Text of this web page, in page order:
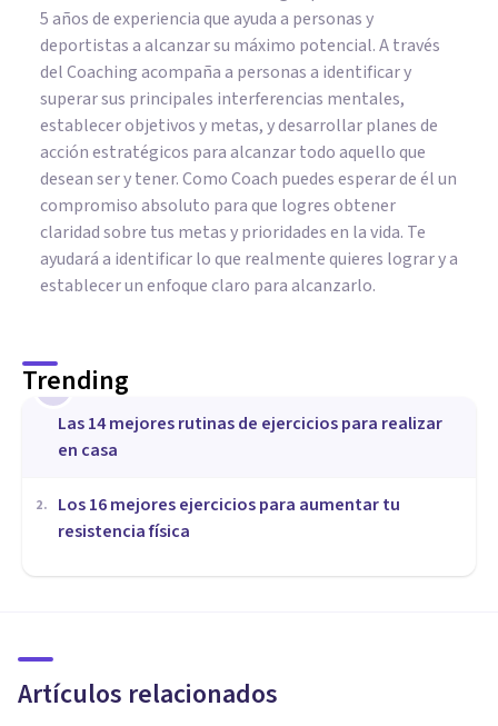
5 años de experiencia que ayuda a personas y
deportistas a alcanzar su máximo potencial. A través
del Coaching acompaña a personas a identificar y
superar sus principales interferencias mentales,
establecer objetivos y metas, y desarrollar planes de
acción estratégicos para alcanzar todo aquello que
desean ser y tener. Como Coach puedes esperar de él un
compromiso absoluto para que logres obtener
claridad sobre tus metas y prioridades en la vida. Te
ayudará a identificar lo que realmente quieres lograr y a
establecer un enfoque claro para alcanzarlo.
Trending
1
Las 14 mejores rutinas de ejercicios para realizar
en casa
2.
Los 16 mejores ejercicios para aumentar tu
resistencia física
Artículos relacionados
fuentes motivacionales